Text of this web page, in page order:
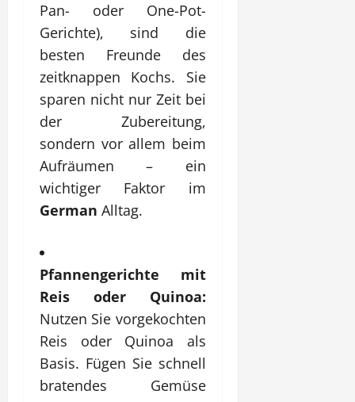
Pan- oder One-Pot-
Gerichte), sind die
besten Freunde des
zeitknappen Kochs. Sie
sparen nicht nur Zeit bei
der Zubereitung,
sondern vor allem beim
Aufräumen – ein
wichtiger Faktor im
German Alltag.
Pfannengerichte mit
Reis oder Quinoa:
Nutzen Sie vorgekochten
Reis oder Quinoa als
Basis. Fügen Sie schnell
bratendes Gemüse